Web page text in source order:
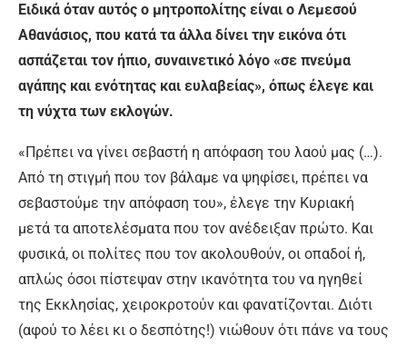
Ειδικά όταν αυτός ο μητροπολίτης είναι ο Λεμεσού
Αθανάσιος, που κατά τα άλλα δίνει την εικόνα ότι
ασπάζεται τον ήπιο, συναινετικό λόγο «σε πνεύμα
αγάπης και ενότητας και ευλαβείας», όπως έλεγε και
τη νύχτα των εκλογών.
«Πρέπει να γίνει σεβαστή η απόφαση του λαού μας (…).
Από τη στιγμή που τον βάλαμε να ψηφίσει, πρέπει να
σεβαστούμε την απόφαση του», έλεγε την Κυριακή
μετά τα αποτελέσματα που τον ανέδειξαν πρώτο. Και
φυσικά, οι πολίτες που τον ακολουθούν, οι οπαδοί ή,
απλώς όσοι πίστεψαν στην ικανότητα του να ηγηθεί
της Εκκλησίας, χειροκροτούν και φανατίζονται. Διότι
(αφού το λέει κι ο δεσπότης!) νιώθουν ότι πάνε να τους